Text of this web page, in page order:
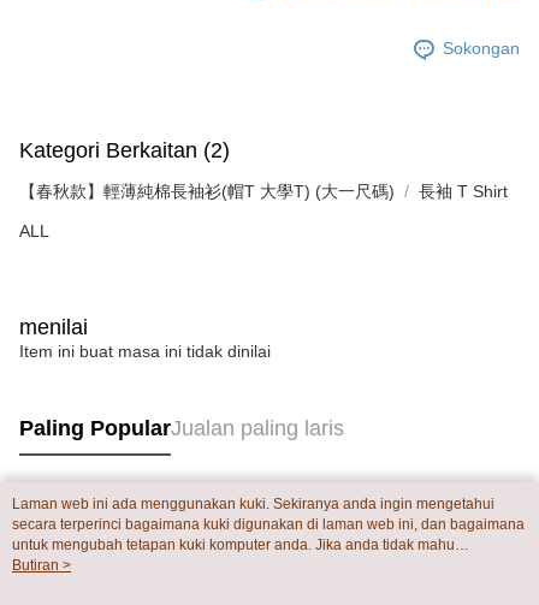
Sokongan
Kategori Berkaitan (2)
【春秋款】輕薄純棉長袖衫(帽T 大學T) (大一尺碼) 長袖 T Shirt
ALL
menilai
Item ini buat masa ini tidak dinilai
Paling PopularJualan paling laris
Tag Popular
Laman web ini ada menggunakan kuki. Sekiranya anda ingin mengetahui
secara terperinci bagaimana kuki digunakan di laman web ini, dan bagaimana
untuk mengubah tetapan kuki komputer anda. Jika anda tidak mahu
menggunakan kuki di komputer anda, sila rujuk penerangan mengenai kuki.
Butiran >